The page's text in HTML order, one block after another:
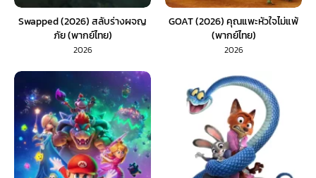
Swapped (2026) สลับร่างผจญ
ภัย (พากย์ไทย)
2026
GOAT (2026) คุณแพะหัวใจไม่แพ้
(พากย์ไทย)
2026